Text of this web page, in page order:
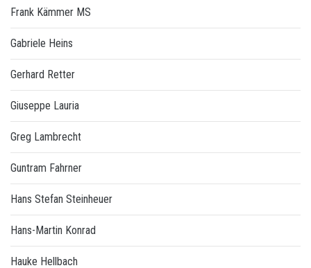
Frank Kämmer MS
Gabriele Heins
Gerhard Retter
Giuseppe Lauria
Greg Lambrecht
Guntram Fahrner
Hans Stefan Steinheuer
Hans-Martin Konrad
Hauke Hellbach